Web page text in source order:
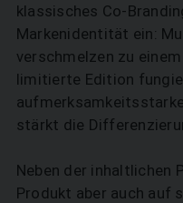
klassisches Co-
Markenidentität ein:
verschmelzen zu
limitierte Edition
stärkt die
Neben der inhaltlichen
Produkt aber auch auf